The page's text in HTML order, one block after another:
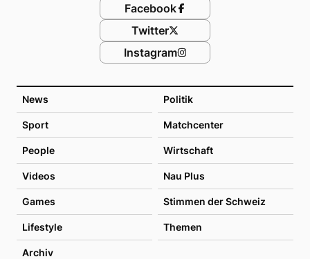
News Politik
Sport Matchcenter
People Wirtschaft
Videos Nau Plus
Games Stimmen der Schweiz
Lifestyle Themen
Archiv
Facebook
Twitter
Instagram